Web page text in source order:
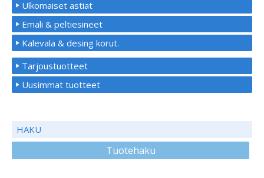
Ulkomaiset astiat
Emali & peltiesineet
Kalevala & desing korut.
Tarjoustuotteet
Uusimmat tuotteet
HAKU
Tuotehaku